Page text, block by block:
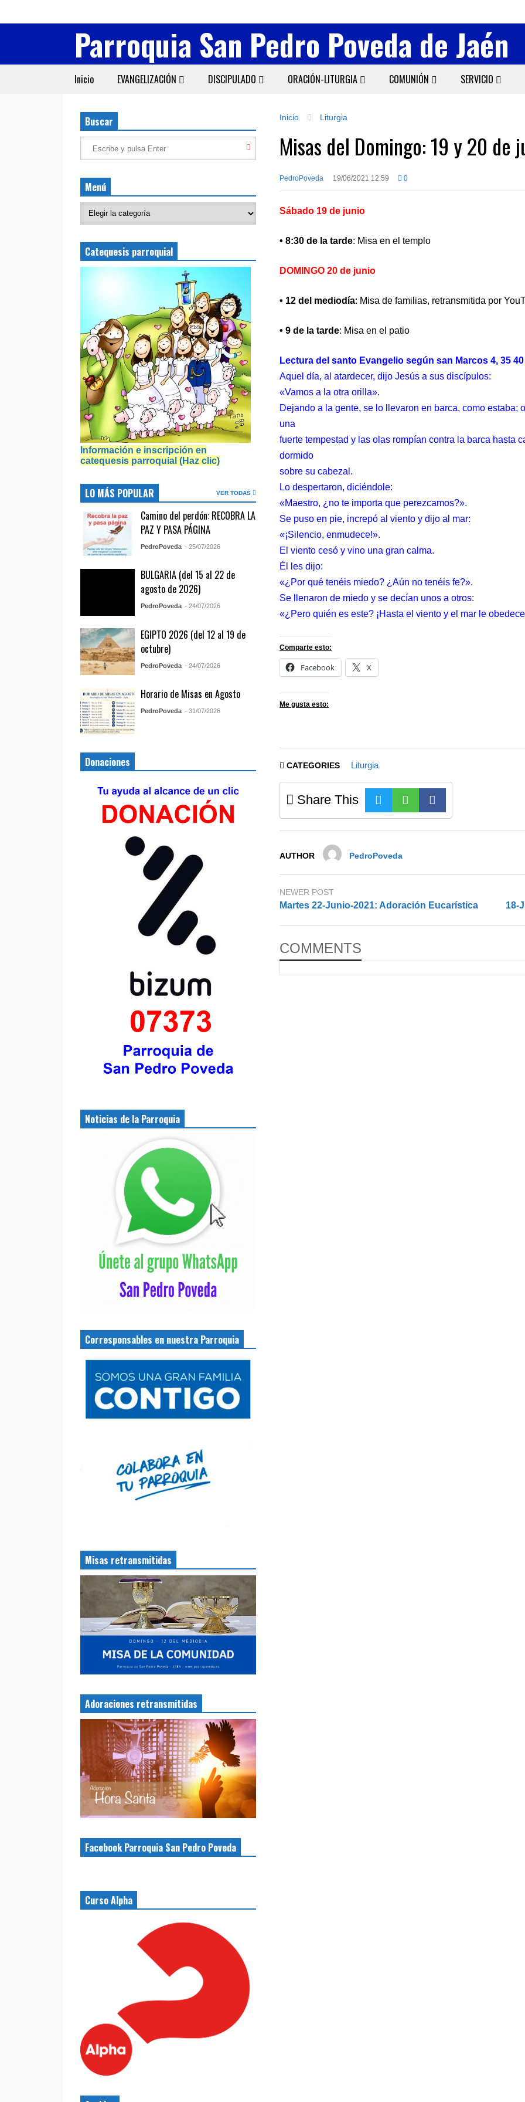
Parroquia San Pedro Poveda de Jaén
Inicio EVANGELIZACIÓN DISCIPULADO ORACIÓN-LITURGIA COMUNIÓN SERVICIO
Inicio Liturgia
Misas del Domingo: 19 y 20 de
PedroPoveda 19/06/2021 12:59 0
Sábado 19 de junio
• 8:30 de la tarde: Misa en el templo
DOMINGO 20 de junio
• 12 del mediodía: Misa de familias, retransmitida por
• 9 de la tarde: Misa en el patio
Lectura del santo Evangelio según san Marcos 4, 35 40
Aquel día, al atardecer, dijo Jesús a sus discípulos:
«Vamos a la otra orilla».
Dejando a la gente, se lo llevaron en barca, como estaba;
una
fuerte tempestad y las olas rompían contra la barca hasta
dormido
sobre su cabezal.
Lo despertaron, diciéndole:
«Maestro, ¿no te importa que perezcamos?».
Se puso en pie, increpó al viento y dijo al mar:
«¡Silencio, enmudece!».
El viento cesó y vino una gran calma.
Él les dijo:
«¿Por qué tenéis miedo? ¿Aún no tenéis fe?».
Se llenaron de miedo y se decían unos a otros:
«¿Pero quién es este? ¡Hasta el viento y el mar le
Comparte esto:
Facebook X
Me gusta esto:
CATEGORIES Liturgia
Share This
AUTHOR PedroPoveda
NEWER POST
Martes 22-Junio-2021: Adoración Eucarística 18-
COMMENTS
Buscar
Menú
Catequesis parroquial
Información e inscripción en
catequesis parroquial (Haz clic)
LO MÁS POPULAR VER TODAS
Camino del perdón: RECOBRA LA
PAZ Y PASA PÁGINA
PedroPoveda - 25/07/2026
BULGARIA (del 15 al 22 de
agosto de 2026)
PedroPoveda - 24/07/2026
EGIPTO 2026 (del 12 al 19 de
octubre)
PedroPoveda - 24/07/2026
Horario de Misas en Agosto
PedroPoveda - 31/07/2026
Donaciones
Noticias de la Parroquia
Corresponsables en nuestra Parroquia
Misas retransmitidas
Adoraciones retransmitidas
Facebook Parroquia San Pedro Poveda
Curso Alpha